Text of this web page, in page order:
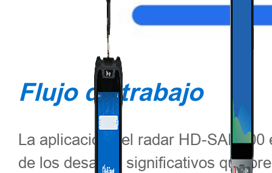
Flujo de trabajo
La aplicación del radar HD-
de los desafíos significativos que